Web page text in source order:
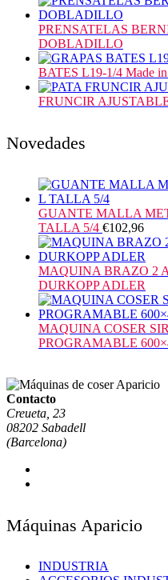
PRENSATELAS
DOBLADILLO
BATES L19-1/4 Made
FRUNCIR
Novedades
GUANTE MALLA
TALLA 5/4 €102,96
MAQUINA BRAZO 2
DURKOPP ADLER
MAQUINA COSER
PROGRAMABLE
Contacto
Creueta, 23
08202 Sabadell
(Barcelona)
Máquinas Aparicio
INDUSTRIA